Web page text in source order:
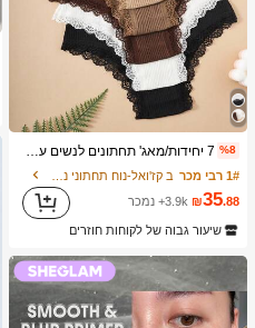
%8 7 יחידות/מאג' תחתונים לנשים עם עיטור תחרה וניגודיות צבעים פרחוניים, ללבישה יומיומית
1# רבי מכר
₪35.88 3.9k+ נמכר
שיעור גבוה של לקוחות חוזרים